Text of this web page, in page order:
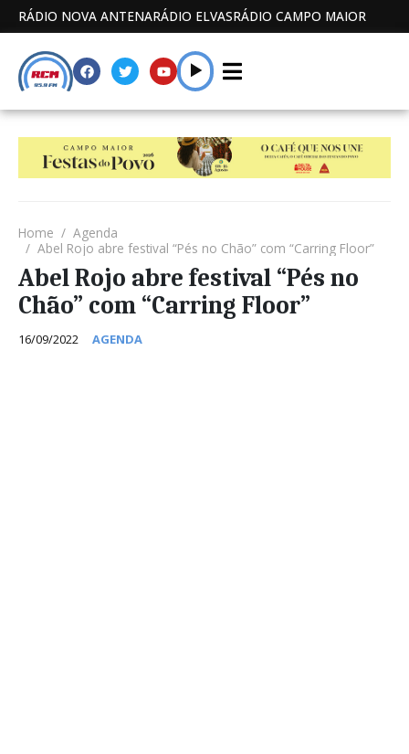
RÁDIO NOVA ANTENARÁDIO ELVASRÁDIO CAMPO MAIOR
Home
Agenda
Abel Rojo abre festival “Pés no Chão” com “Carring Floor”
Abel Rojo abre festival “Pés no
Chão” com “Carring Floor”
16/09/2022 AGENDA